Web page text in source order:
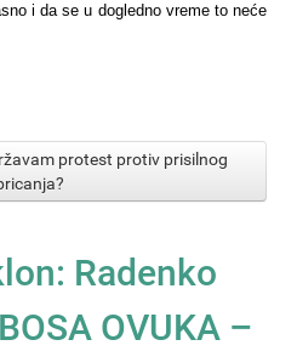
i da se u dogledno vreme to neće
protest protiv prisilnog
Radenko
OVUKA –